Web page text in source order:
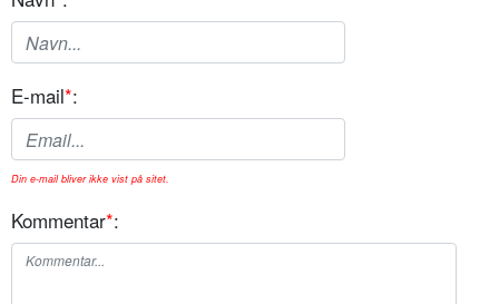
E-mail*:
Din e-mail bliver ikke vist på sitet.
Kommentar*: